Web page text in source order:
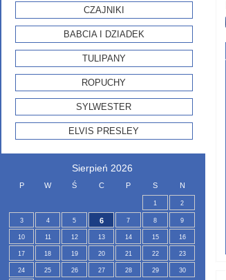
CZAJNIKI
BABCIA I DZIADEK
TULIPANY
ROPUCHY
SYLWESTER
ELVIS PRESLEY
Sierpień 2026
P W Ś C P S N
1 2
3 4 5 6 7 8 9
10 11 12 13 14 15 16
17 18 19 20 21 22 23
24 25 26 27 28 29 30